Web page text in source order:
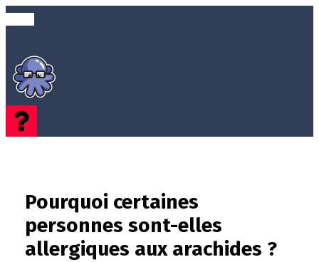
Pourquoi certaines
personnes sont-elles
allergiques aux arachides ?